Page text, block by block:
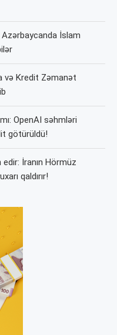
İslam
və Kredit Zəmanət
OpenAI səhmləri
götürüldü!
İranın Hörmüz
qaldırır!